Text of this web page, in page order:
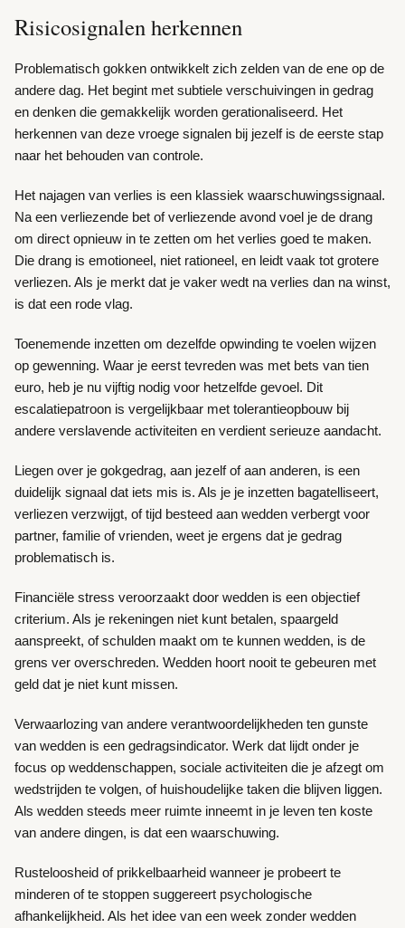
Risicosignalen herkennen
Problematisch gokken ontwikkelt zich zelden van de ene op de
andere dag. Het begint met subtiele verschuivingen in gedrag
en denken die gemakkelijk worden gerationaliseerd. Het
herkennen van deze vroege signalen bij jezelf is de eerste stap
naar het behouden van controle.
Het najagen van verlies is een klassiek waarschuwingssignaal.
Na een verliezende bet of verliezende avond voel je de drang
om direct opnieuw in te zetten om het verlies goed te maken.
Die drang is emotioneel, niet rationeel, en leidt vaak tot grotere
verliezen. Als je merkt dat je vaker wedt na verlies dan na winst,
is dat een rode vlag.
Toenemende inzetten om dezelfde opwinding te voelen wijzen
op gewenning. Waar je eerst tevreden was met bets van tien
euro, heb je nu vijftig nodig voor hetzelfde gevoel. Dit
escalatiepatroon is vergelijkbaar met tolerantieopbouw bij
andere verslavende activiteiten en verdient serieuze aandacht.
Liegen over je gokgedrag, aan jezelf of aan anderen, is een
duidelijk signaal dat iets mis is. Als je je inzetten bagatelliseert,
verliezen verzwijgt, of tijd besteed aan wedden verbergt voor
partner, familie of vrienden, weet je ergens dat je gedrag
problematisch is.
Financiële stress veroorzaakt door wedden is een objectief
criterium. Als je rekeningen niet kunt betalen, spaargeld
aanspreekt, of schulden maakt om te kunnen wedden, is de
grens ver overschreden. Wedden hoort nooit te gebeuren met
geld dat je niet kunt missen.
Verwaarlozing van andere verantwoordelijkheden ten gunste
van wedden is een gedragsindicator. Werk dat lijdt onder je
focus op weddenschappen, sociale activiteiten die je afzegt om
wedstrijden te volgen, of huishoudelijke taken die blijven liggen.
Als wedden steeds meer ruimte inneemt in je leven ten koste
van andere dingen, is dat een waarschuwing.
Rusteloosheid of prikkelbaarheid wanneer je probeert te
minderen of te stoppen suggereert psychologische
afhankelijkheid. Als het idee van een week zonder wedden